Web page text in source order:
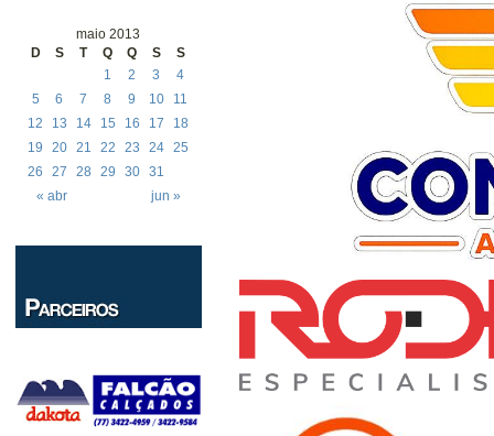
maio 2013
D
S T Q Q S S
« abr jun »
1 2 3
4
5
6 7 8 9 10
11
12
13 14 15 16 17
18
19
20 21 22 23 24 25
26
27 28 29 30 31